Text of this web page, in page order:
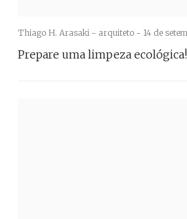
Thiago H. Arasaki - arquiteto - 14 de
Prepare uma limpeza ecológica!